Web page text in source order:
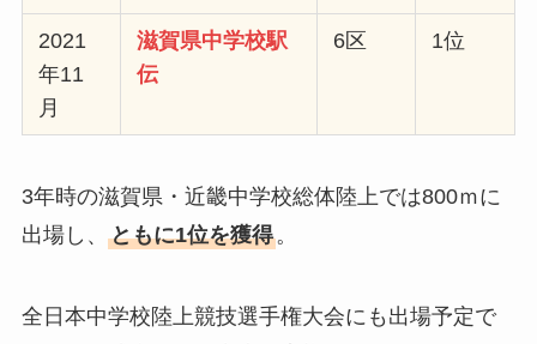
2021
年11
月
滋賀県中学校駅
伝
6区 1位
3年時の滋賀県・近畿中学校総体陸上では800ｍに
出場し、 ともに1位を獲得。
全日本中学校陸上競技選手権大会にも出場予定で